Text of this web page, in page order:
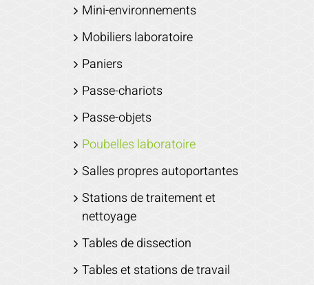
Mini-environnements
Mobiliers laboratoire
Paniers
Passe-chariots
Passe-objets
Poubelles laboratoire
Salles propres autoportantes
Stations de traitement et
nettoyage
Tables de dissection
Tables et stations de travail